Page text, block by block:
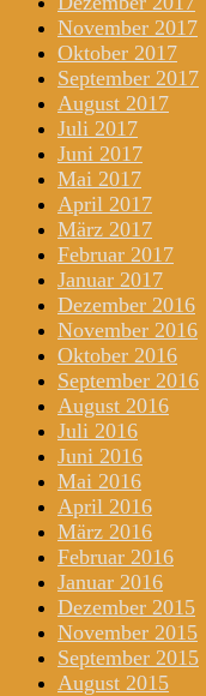
November 2017
Oktober 2017
September 2017
August 2017
Juli 2017
Juni 2017
Mai 2017
April 2017
März 2017
Februar 2017
Januar 2017
Dezember 2016
November 2016
Oktober 2016
September 2016
August 2016
Juli 2016
Juni 2016
Mai 2016
April 2016
März 2016
Februar 2016
Januar 2016
Dezember 2015
November 2015
September 2015
August 2015